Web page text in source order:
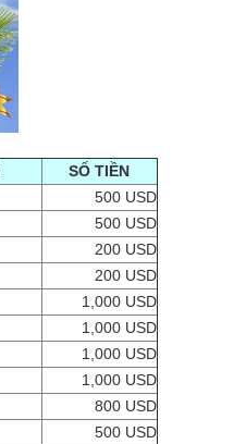
SỐ TIỀN
500 USD
500 USD
200 USD
200 USD
1,000 USD
1,000 USD
1,000 USD
1,000 USD
800 USD
500 USD